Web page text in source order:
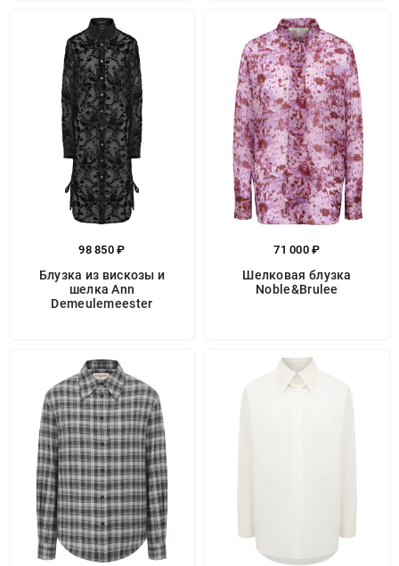
98 850 ₽
Блузка из вискозы и
шелка Ann
Demeulemeester
71 000 ₽
Шелковая блузка
Noble&Brulee